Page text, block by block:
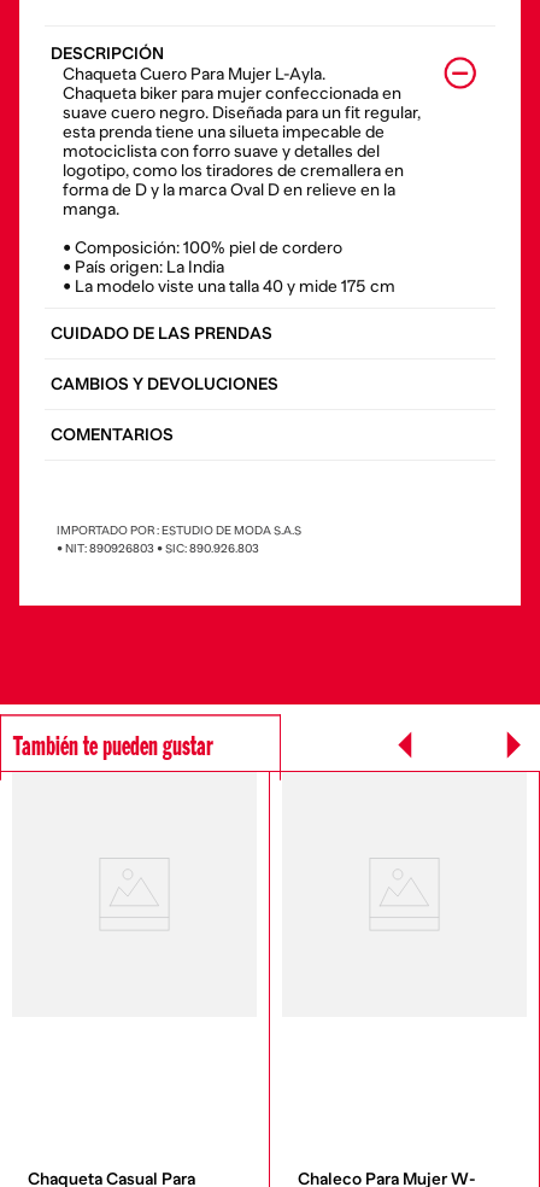
DESCRIPCIÓN
Chaqueta Cuero Para Mujer L-Ayla.
Chaqueta biker para mujer confeccionada en
suave cuero negro. Diseñada para un fit regular,
esta prenda tiene una silueta impecable de
motociclista con forro suave y detalles del
logotipo, como los tiradores de cremallera en
forma de D y la marca Oval D en relieve en la
manga.
• Composición: 100% piel de cordero
• País origen: La India
• La modelo viste una talla 40 y mide 175 cm
CUIDADO DE LAS PRENDAS
CAMBIOS Y DEVOLUCIONES
COMENTARIOS
IMPORTADO POR : ESTUDIO DE MODA S.A.S
• NIT: 890926803 • SIC: 890.926.803
También te pueden gustar
Chaqueta Casual Para
Chaleco Para Mujer W-